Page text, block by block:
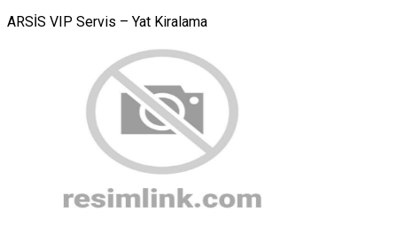
ARSİS VIP Servis – Yat Kiralama